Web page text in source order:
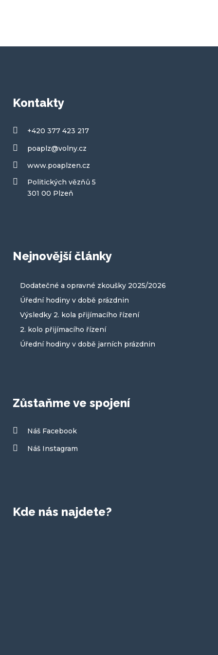
Kontakty
+420 377 423 217
poaplz@volny.cz
www.poaplzen.cz
Politických vězňů 5
301 00 Plzeň
Nejnovější články
Dodatečné a opravné zkoušky 2025/2026
Úřední hodiny v době prázdnin
Výsledky 2. kola přijímacího řízení
2. kolo přijímacího řízení
Úřední hodiny v době jarních prázdnin
Zůstaňme ve spojení
Náš Facebook
Náš Instagram
Kde nás najdete?